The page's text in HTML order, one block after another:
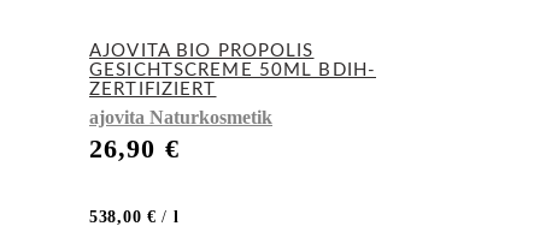
AJOVITA BIO PROPOLIS
GESICHTSCREME 50ML BDIH-
ZERTIFIZIERT
ajovita Naturkosmetik
26,90 €
538,00 € / l